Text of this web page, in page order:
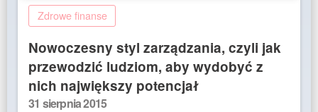
Zdrowe finanse
Nowoczesny styl zarządzania, czyli jak
przewodzić ludziom, aby wydobyć z
nich największy potencjał
Posted
31 sierpnia 2015